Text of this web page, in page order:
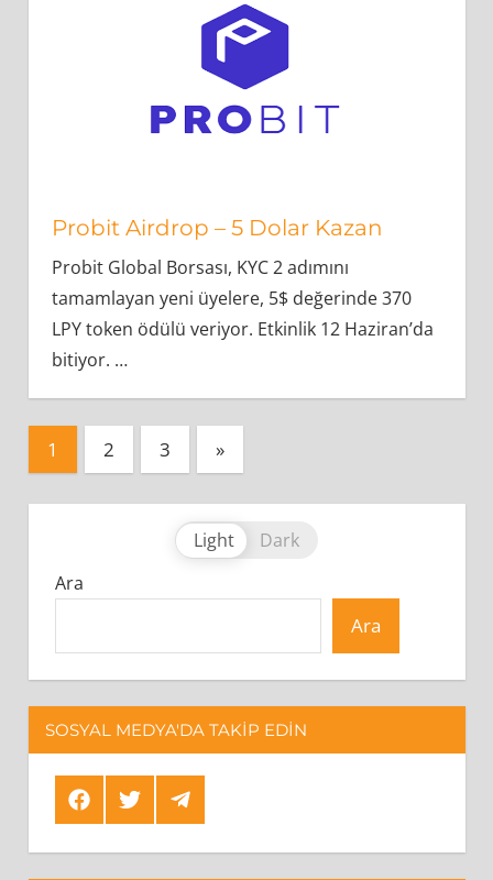
Probit Airdrop – 5 Dolar Kazan
Probit Global Borsası, KYC 2 adımını
tamamlayan yeni üyelere, 5$ değerinde 370
LPY token ödülü veriyor. Etkinlik 12 Haziran’da
bitiyor. …
Yazı
1 2 3
Next
Posts
»
Light
Dark
Ara
Ara
SOSYAL MEDYA'DA TAKIP EDIN
FacebookTwitterTelegram